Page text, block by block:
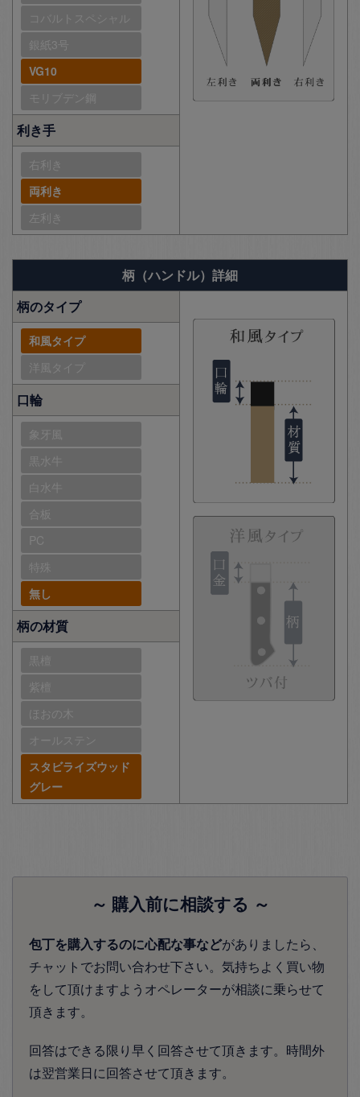
コバルトスペシャル
銀紙3号
VG10
モリブデン鋼
利き手
右利き
両利き
左利き
柄（ハンドル）詳細
柄のタイプ
和風タイプ
洋風タイプ
口輪
象牙風
黒水牛
白水牛
合板
PC
特殊
無し
柄の材質
黒檀
紫檀
ほおの木
オールステン
スタビライズウッド
グレー
～ 購入前に相談する ～
包丁を購入するのに心配な事などがありましたら、
チャットでお問い合わせ下さい。気持ちよく買い物
をして頂けますようオペレーターが相談に乗らせて
頂きます。
回答はできる限り早く回答させて頂きます。時間外
は翌営業日に回答させて頂きます。